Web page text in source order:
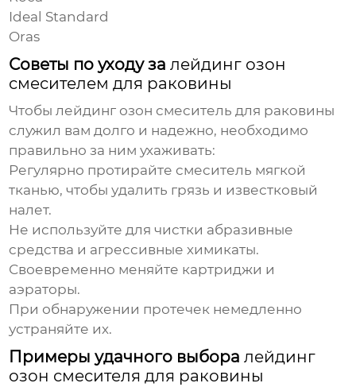
Ideal Standard
Oras
Советы по уходу залейдинг озон
смесителем для раковины
Чтобылейдинг озон смеситель для раковины
служил вам долго и надежно, необходимо
правильно за ним ухаживать:
Регулярно протирайте смеситель мягкой
тканью, чтобы удалить грязь и известковый
налет.
Не используйте для чистки абразивные
средства и агрессивные химикаты.
Своевременно меняйте картриджи и
аэраторы.
При обнаружении протечек немедленно
устраняйте их.
Примеры удачного выборалейдинг
озон смесителя для раковины